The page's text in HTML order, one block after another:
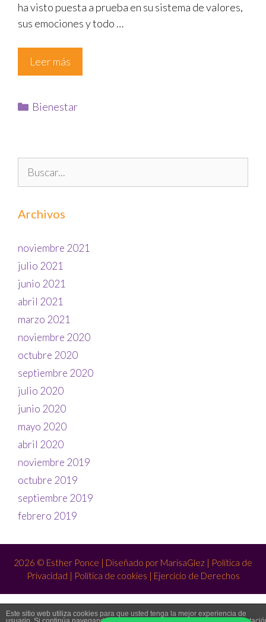
ha visto puesta a prueba en su sistema de valores,
sus emociones y todo …
Leer más
Bienestar
Archivos
noviembre 2021
julio 2021
junio 2021
abril 2021
marzo 2021
noviembre 2020
octubre 2020
septiembre 2020
julio 2020
junio 2020
mayo 2020
abril 2020
noviembre 2019
octubre 2019
septiembre 2019
febrero 2019
2026 © Esther Ponce | Diseñado por MarisaGlez | Política de
Privacidad | Política de cookies | Ejercicio de Derechos
Este sitio web utiliza cookies para que usted tenga la mejor experiencia de